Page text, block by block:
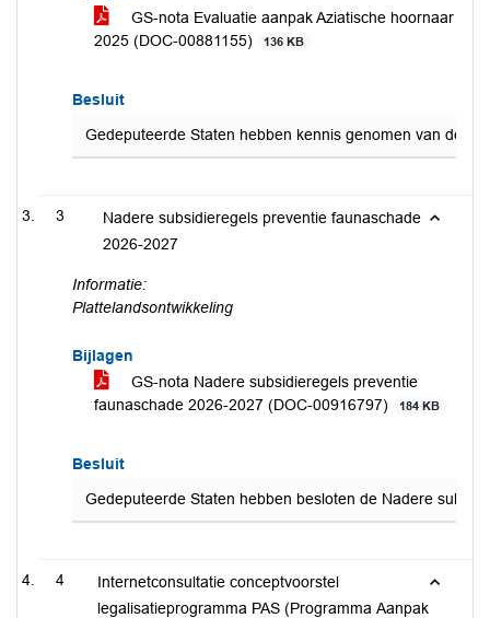
GS-nota Evaluatie aanpak Aziatische hoornaar
2025 (DOC-00881155)
136 KB
Besluit
Gedeputeerde Staten hebben kennis genomen van de
3
Nadere subsidieregels preventie faunaschade
2026-2027
Informatie:
Plattelandsontwikkeling
Bijlagen
GS-nota Nadere subsidieregels preventie
faunaschade 2026-2027 (DOC-00916797)
184 KB
Besluit
Gedeputeerde Staten hebben besloten de Nadere
4
Internetconsultatie conceptvoorstel
legalisatieprogramma PAS (Programma Aanpak